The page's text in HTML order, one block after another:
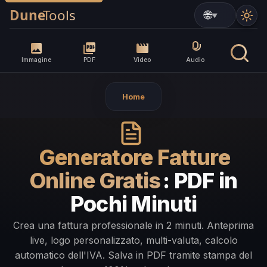
Immagine PDF Video Audio
▼
Home
Generatore Fatture
Online Gratis: PDF in
Pochi Minuti
Crea una fattura professionale in 2 minuti. Anteprima
live, logo personalizzato, multi-valuta, calcolo
automatico dell'IVA. Salva in PDF tramite stampa del